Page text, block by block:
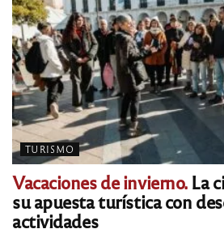
TURISMO
Vacaciones de invierno.La
su apuesta turística con
actividades